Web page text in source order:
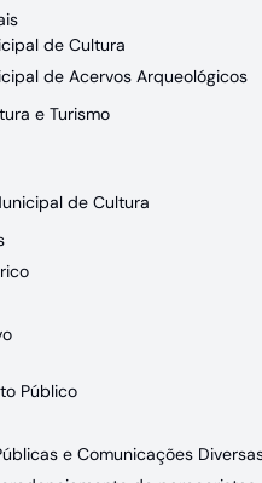
de Cultura
de Acervos Arqueológicos
e Turismo
de Cultura
Público
e Comunicações